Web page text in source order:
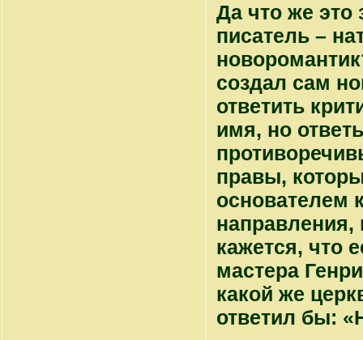
Да что же это
писатель –
создал сам
ответить
имя, но
правы,
основателем
направления,
кажется, что
мастера
какой же
ответил бы: